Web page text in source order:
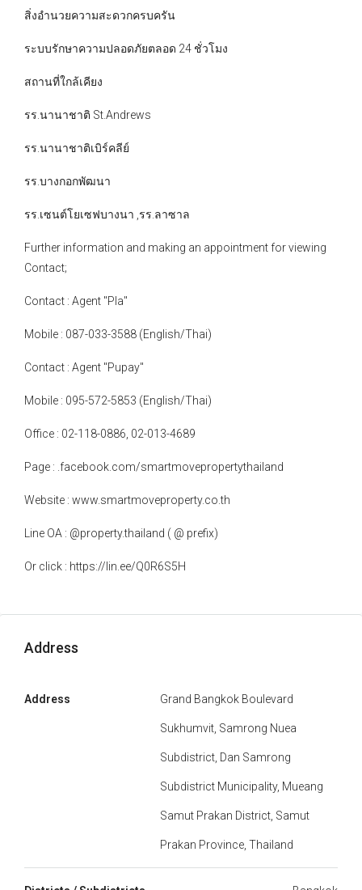
สิ่งอำนวยความสะดวกครบครัน
ระบบรักษาความปลอดภัยตลอด 24 ชั่วโมง
สถานที่ใกล้เคียง
รร.นานาชาติ St.Andrews
รร.นานาชาติเบิร์คลีย์
รร.บางกอกพัฒนา
รร.เซนต์โยเซฟบางนา ,รร.ลาซาล
Further information and making an appointment for viewing
Contact;
Contact : Agent "Pla"
Mobile : 087-033-3588 (English/Thai)
Contact : Agent "Pupay"
Mobile : 095-572-5853 (English/Thai)
Office : 02-118-0886, 02-013-4689
Page : .facebook.com/smartmovepropertythailand
Website : www.smartmoveproperty.co.th
Line OA : @property.thailand ( @ prefix)
Or click : https://lin.ee/Q0R6S5H
Address
Address Grand Bangkok Boulevard
Sukhumvit, Samrong Nuea
Subdistrict, Dan Samrong
Subdistrict Municipality, Mueang
Samut Prakan District, Samut
Prakan Province, Thailand